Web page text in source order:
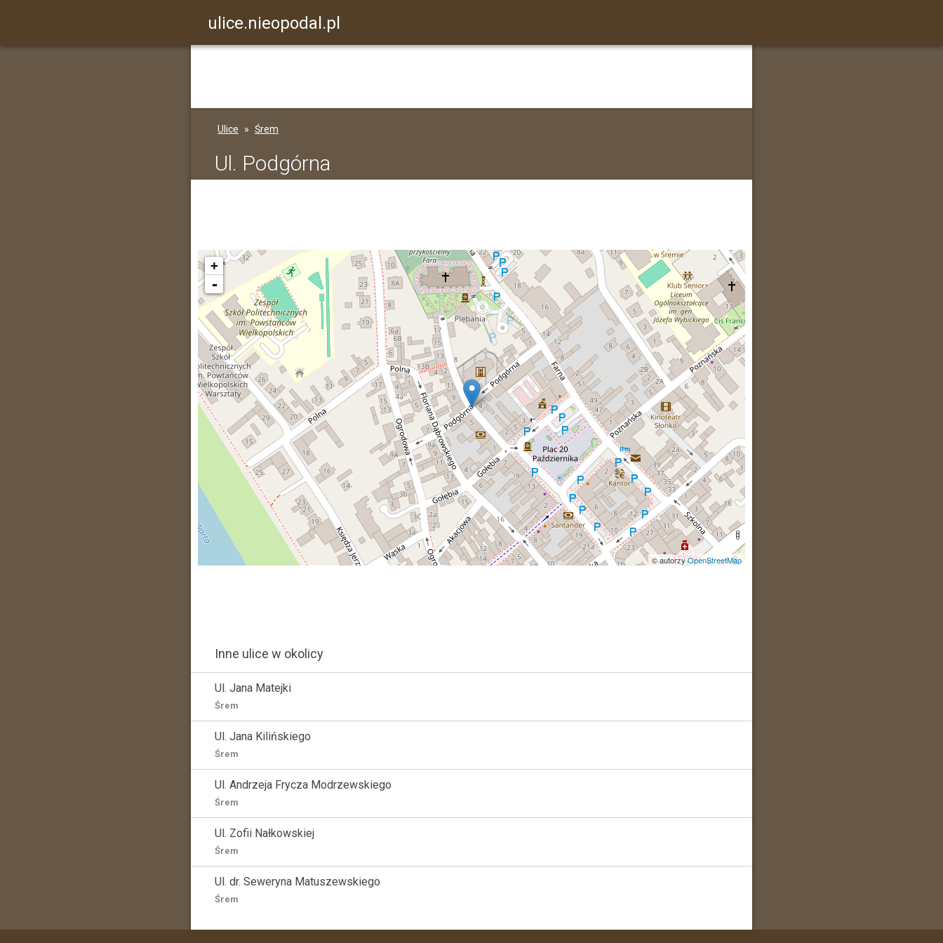
ulice.nieopodal.pl
Ulice Śrem
Ul. Podgórna
+
-
© autorzyOpenStreetMap
Inne ulice w okolicy
Ul. Jana Matejki
Śrem
Ul. Jana Kilińskiego
Śrem
Ul. Andrzeja Frycza Modrzewskiego
Śrem
Ul. Zofii Nałkowskiej
Śrem
Ul. dr. Seweryna Matuszewskiego
Śrem